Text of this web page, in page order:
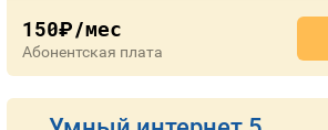
150руб./мес
Абонентская плата